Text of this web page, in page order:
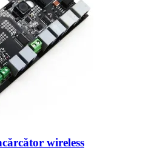
wireless